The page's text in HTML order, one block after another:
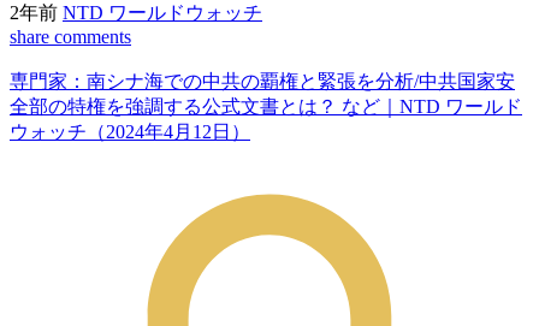
2年前 NTD ワールドウォッチ
share comments
専門家：南シナ海での中共の覇権と緊張を分析/中共国家安
全部の特権を強調する公式文書とは？ など｜NTD ワールド
ウォッチ（2024年4月12日）